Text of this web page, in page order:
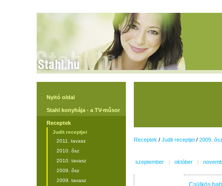
Nyitó oldal
Stahl konyhája - a TV-műsor
Receptek
Judit receptjei
2011. tavasz
2010. ősz
2010. tavasz
2009. ősz
2009. tavasz
Receptek / Judit receptjei/ 2009.
szeptember | október |
Csülkös